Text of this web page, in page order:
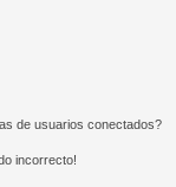
de usuarios conectados?
incorrecto!